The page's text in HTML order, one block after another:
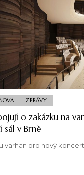
ZPRÁVY
o zakázku na
v Brně
varhan pro nový